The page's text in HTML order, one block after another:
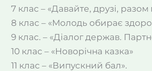
7 клас – «Давайте, друзі,
8 клас – «Молодь обирає
9 клас. – «Діалог держав.
10 клас – «Новорічна казка»
11 клас – «Випускний бал».